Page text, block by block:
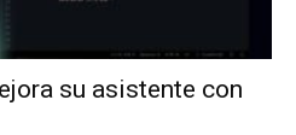
su asistente con